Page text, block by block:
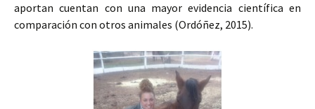
aportan cuentan con una mayor evidencia científica en
comparación con otros animales (Ordóñez, 2015).